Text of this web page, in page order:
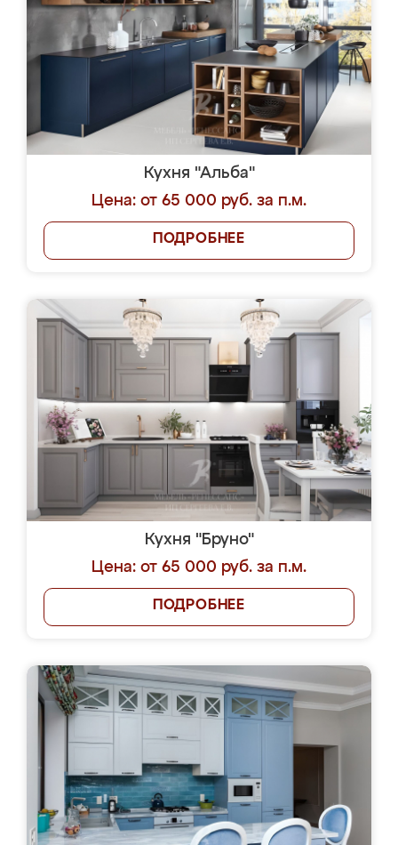
Кухня "Альба"
Цена: от 65 000 руб. за п.м.
ПОДРОБНЕЕ
Кухня "Бруно"
Цена: от 65 000 руб. за п.м.
ПОДРОБНЕЕ